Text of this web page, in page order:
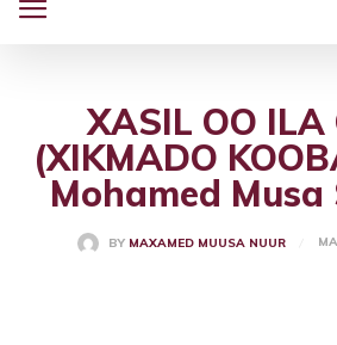
XASIL OO ILA
(XIKMADO
Mohamed Musa
BY MAXAMED MUUSA NUUR